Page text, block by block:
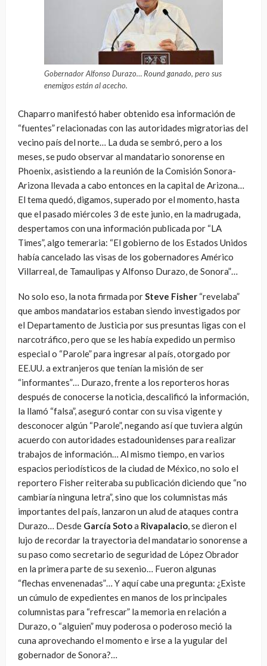
Gobernador Alfonso Durazo… Round ganado, pero sus
enemigos están al acecho.
Chaparro manifestó haber obtenido esa información de
“fuentes” relacionadas con las autoridades migratorias del
vecino país del norte… La duda se sembró, pero a los
meses, se pudo observar al mandatario sonorense en
Phoenix, asistiendo a la reunión de la Comisión Sonora-
Arizona llevada a cabo entonces en la capital de Arizona…
El tema quedó, digamos, superado por el momento, hasta
que el pasado miércoles 3 de este junio, en la madrugada,
despertamos con una información publicada por “LA
Times”, algo temeraria: “El gobierno de los Estados Unidos
había cancelado las visas de los gobernadores Américo
Villarreal, de Tamaulipas y Alfonso Durazo, de Sonora”…
No solo eso, la nota firmada porSteve Fisher “revelaba”
que ambos mandatarios estaban siendo investigados por
el Departamento de Justicia por sus presuntas ligas con el
narcotráfico, pero que se les había expedido un permiso
especial o “Parole” para ingresar al país, otorgado por
EE.UU. a extranjeros que tenían la misión de ser
“informantes”… Durazo, frente a los reporteros horas
después de conocerse la noticia, descalificó la información,
la llamó “falsa”, aseguró contar con su visa vigente y
desconocer algún “Parole”, negando así que tuviera algún
acuerdo con autoridades estadounidenses para realizar
trabajos de información… Al mismo tiempo, en varios
espacios periodísticos de la ciudad de México, no solo el
reportero Fisher reiteraba su publicación diciendo que “no
cambiaría ninguna letra”, sino que los columnistas más
importantes del país, lanzaron un alud de ataques contra
Durazo… Desde García Sotoa Rivapalacio, se dieron el
lujo de recordar la trayectoria del mandatario sonorense a
su paso como secretario de seguridad de López Obrador
en la primera parte de su sexenio… Fueron algunas
“flechas envenenadas”… Y aquí cabe una pregunta: ¿Existe
un cúmulo de expedientes en manos de los principales
columnistas para “refrescar” la memoria en relación a
Durazo, o “alguien” muy poderosa o poderoso meció la
cuna aprovechando el momento e irse a la yugular del
gobernador de Sonora?…